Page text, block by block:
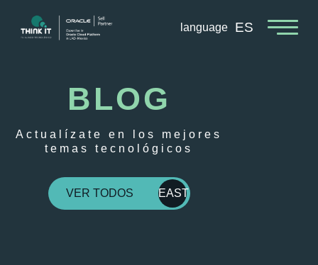
language ES
BLOG
Actualízate en los mejores
temas tecnológicos
VER TODOS EAST